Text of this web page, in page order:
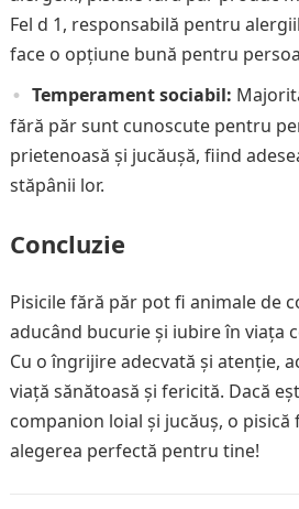
Fel d 1, responsabilă pentru
face o opțiune bună pentru
Temperament sociabil:
fără păr sunt cunoscute pentru
prietenoasă și jucăușă, fiind
stăpânii lor.
Concluzie
Pisicile fără păr pot fi animale de
aducând bucurie și iubire în viața
Cu o îngrijire adecvată și atenție,
viață sănătoasă și fericită. Dacă
companion loial și jucăuș, o
alegerea perfectă pentru tine!